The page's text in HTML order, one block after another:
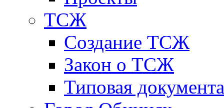
ТСЖ
Создание ТСЖ
Закон о ТСЖ
Типовая